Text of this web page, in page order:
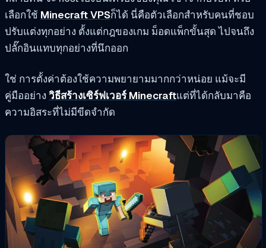
เลือกใช้ Minecraft VPSก็ได้ นี่คือตัวเลือกสำหรับคนที่ชอบ
ปรับแต่งทุกอย่าง ตั้งแต่กฎของเกม ม็อดแพ็กขั้นสุด ไปจนถึง
ปลั๊กอินแทบทุกอย่างที่นึกออก
ใช่ การตั้งค่าต้องใช้ความพยายามมากกว่าหน่อย แม้จะมี
คู่มืออย่าง วิธีสร้างเซิร์ฟเวอร์ Minecraftแต่ที่ได้กลับมาคือ
ความอิสระที่ไม่มีขีดจำกัด